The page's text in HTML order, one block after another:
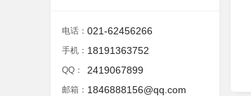
电话： 021-62456266
手机： 18191363752
QQ： 2419067899
邮箱： 1846888156@qq.com